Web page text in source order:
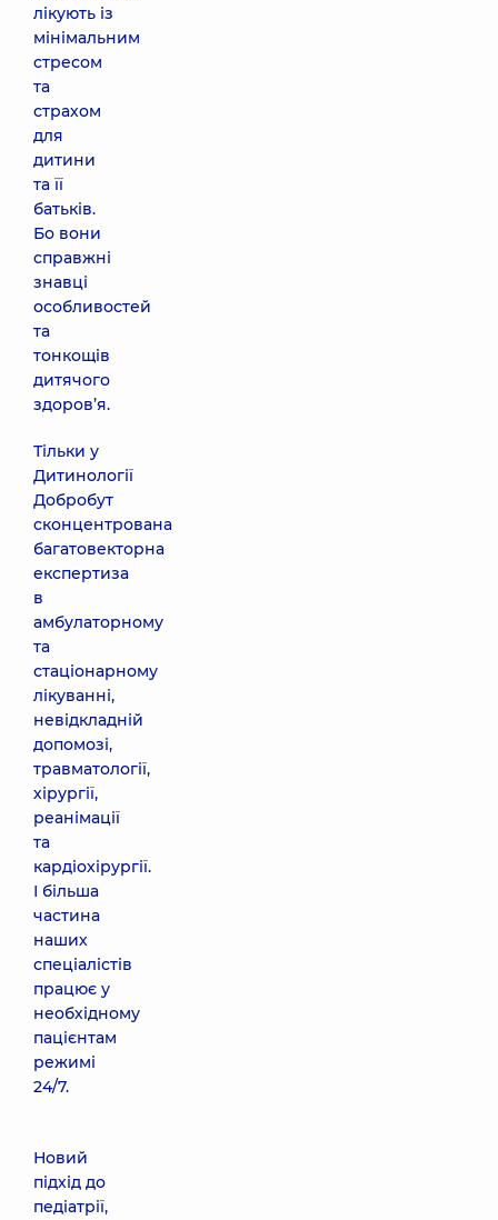
лікують із
мінімальним
стресом
та
страхом
для
дитини
та її
батьків.
Бо вони
справжні
знавці
особливостей
та
тонкощів
дитячого
здоров’я.
Тільки у
Дитинології
Добробут
сконцентрована
багатовекторна
експертиза
в
амбулаторному
та
стаціонарному
лікуванні,
невідкладній
допомозі,
травматології,
хірургії,
реанімації
та
кардіохірургії.
І більша
частина
наших
спеціалістів
працює у
необхідному
пацієнтам
режимі
24/7.
Новий
підхід до
педіатрії,